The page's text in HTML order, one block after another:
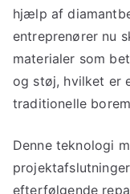
hjælp af
entreprenører nu
materialer som
og støj, hvilket er
traditionelle
Denne teknologi
efterfølgende